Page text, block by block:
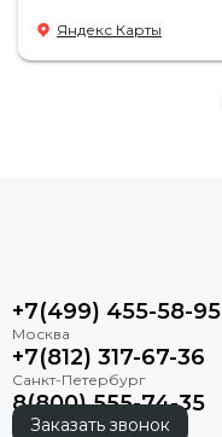
Яндекс Карты
+7(499) 455-58-95
+7(812) 317-67-36
8(800) 555-74-35
Заказать звонок